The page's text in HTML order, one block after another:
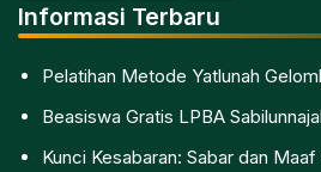
Informasi Terbaru
Pelatihan Metode Yatlunah
Beasiswa Gratis LPBA
Kunci Kesabaran: Sabar dan